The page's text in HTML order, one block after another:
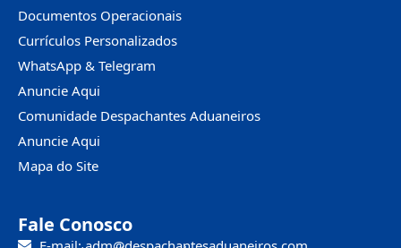
Documentos Operacionais
Currículos Personalizados
WhatsApp & Telegram
Anuncie Aqui
Comunidade Despachantes Aduaneiros
Anuncie Aqui
Mapa do Site
Fale Conosco